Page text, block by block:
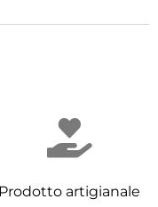
Prodotto artigianale